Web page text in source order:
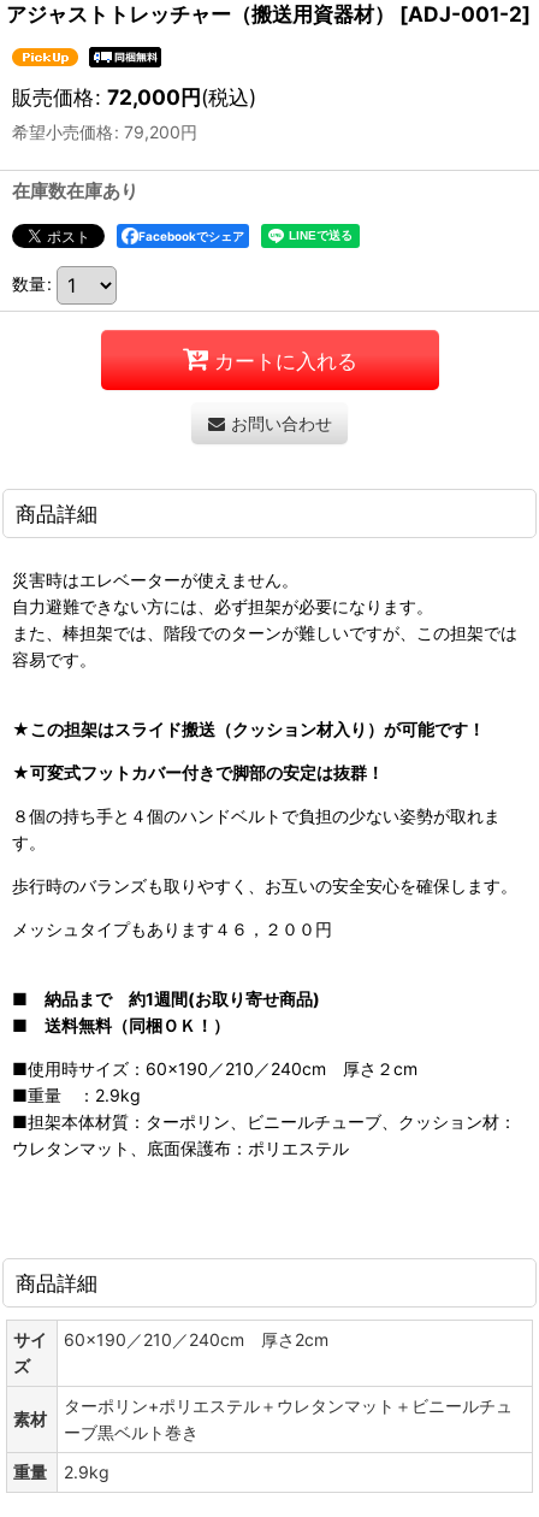
アジャストトレッチャー（搬送用資器材） [ADJ-001-2]
販売価格: 72,000円(税込)
希望小売価格: 79,200円
在庫数在庫あり
Facebookでシェア
数量:
カートに入れる
お問い合わせ
商品詳細
災害時はエレベーターが使えません。
自力避難できない方には、必ず担架が必要になります。
また、棒担架では、階段でのターンが難しいですが、この担架では
容易です。
★この担架はスライド搬送（クッション材入り）が可能です！
★可変式フットカバー付きで脚部の安定は抜群！
８個の持ち手と４個のハンドベルトで負担の少ない姿勢が取れま
す。
歩行時のバランズも取りやすく、お互いの安全安心を確保します。
メッシュタイプもあります４６，２００円
■ 納品まで 約1週間(お取り寄せ商品)
■ 送料無料（同梱ＯＫ！）
■使用時サイズ：60×190／210／240cm 厚さ２cm
■重量 ：2.9kg
■担架本体材質：ターポリン、ビニールチューブ、クッション材：
ウレタンマット、底面保護布：ポリエステル
商品詳細
サイ
ズ
60×190／210／240cm 厚さ2cm
素材
ターポリン+ポリエステル＋ウレタンマット＋ビニールチュ
ーブ黒ベルト巻き
重量
2.9kg